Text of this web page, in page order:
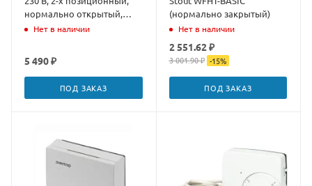
нормально открытый,
М30х1,5
Нет в наличии
5 490 ₽
ПОД ЗАКАЗ
(нормально закрытый)
Нет в наличии
2 551.62 ₽
3 001.90 ₽ -15%
ПОД ЗАКАЗ